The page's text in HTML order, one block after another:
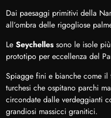
Dai paesaggi primitivi della
all’ombra delle rigogliose
Le Seychelles sono le isole
prototipo per eccellenza del
Spiagge fini e bianche come il
turchesi che ospitano parchi
circondate dalle verdeggianti
grandiosi massicci granitici.